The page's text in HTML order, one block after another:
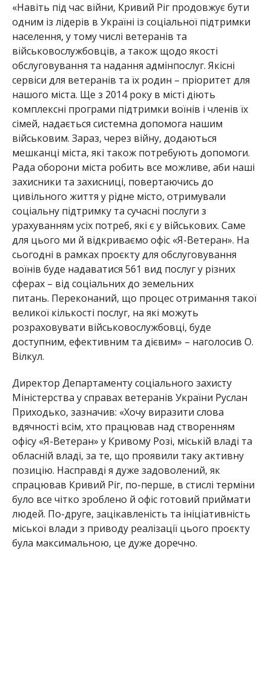
«Навіть під час війни, Кривий Ріг продовжує бути
одним із лідерів в Україні із соціальної підтримки
населення, у тому числі ветеранів та
військовослужбовців, а також щодо якості
обслуговування та надання адмінпослуг. Якісні
сервіси для ветеранів та їх родин – пріоритет для
нашого міста. Ще з 2014 року в місті діють
комплексні програми підтримки воїнів і членів їх
сімей, надається системна допомога нашим
військовим. Зараз, через війну, додаються
мешканці міста, які також потребують допомоги.
Рада оборони міста робить все можливе, аби наші
захисники та захисниці, повертаючись до
цивільного життя у рідне місто, отримували
соціальну підтримку та сучасні послуги з
урахуванням усіх потреб, які є у військових. Саме
для цього ми й відкриваємо офіс «Я-Ветеран». На
сьогодні в рамках проєкту для обслуговування
воїнів буде надаватися 561 вид послуг у різних
сферах – від соціальних до земельних
питань. Переконаний, що процес отримання такої
великої кількості послуг, на які можуть
розраховувати військовослужбовці, буде
доступним, ефективним та дієвим» – наголосив О.
Вілкул.
Директор Департаменту соціального захисту
Міністерства у справах ветеранів України Руслан
Приходько, зазначив: «Хочу виразити слова
вдячності всім, хто працював над створенням
офісу «Я-Ветеран» у Кривому Розі, міській владі та
обласній владі, за те, що проявили таку активну
позицію. Насправді я дуже задоволений, як
спрацював Кривий Ріг, по-перше, в стислі терміни
було все чітко зроблено й офіс готовий приймати
людей. По-друге, зацікавленість та ініціативність
міської влади з приводу реалізації цього проєкту
була максимальною, це дуже доречно.